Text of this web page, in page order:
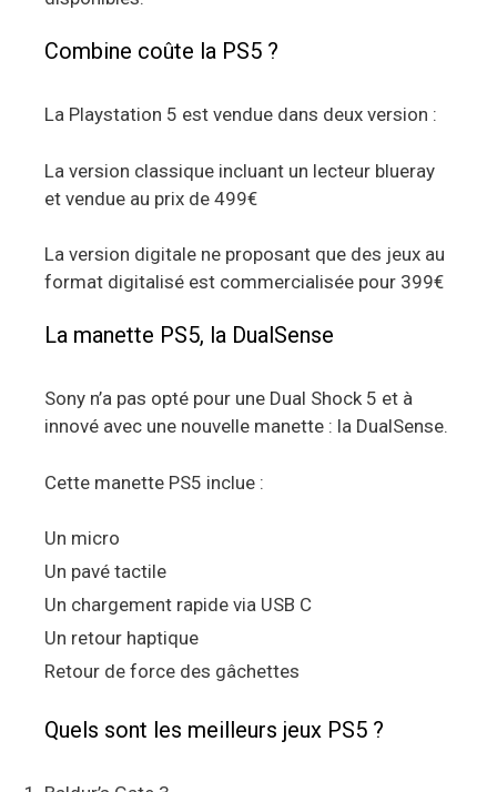
Combine coûte la PS5 ?
La Playstation 5 est vendue dans deux version :
La version classique incluant un lecteur blueray
et vendue au prix de 499€
La version digitale ne proposant que des jeux au
format digitalisé est commercialisée pour 399€
La manette PS5, la DualSense
Sony n’a pas opté pour une Dual Shock 5 et à
innové avec une nouvelle manette : la DualSense.
Cette manette PS5 inclue :
Un micro
Un pavé tactile
Un chargement rapide via USB C
Un retour haptique
Retour de force des gâchettes
Quels sont les meilleurs jeux PS5 ?